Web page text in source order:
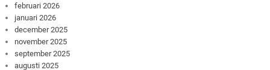
februari 2026
januari 2026
december 2025
november 2025
september 2025
augusti 2025